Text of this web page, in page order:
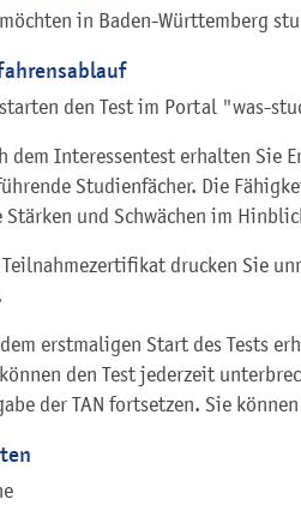
in Baden-Württemberg
den Test im Portal "was-
dem Interessentest erhalten Sie
Studienfächer. Die
Stärken und Schwächen im
Teilnahmezertifikat drucken Sie
erstmaligen Start des Tests
den Test jederzeit
der TAN fortsetzen. Sie